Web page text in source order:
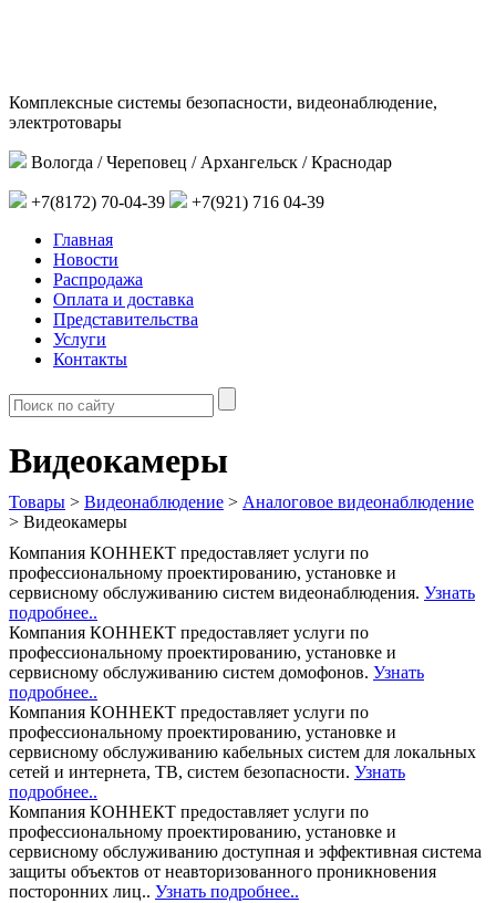
Комплексные системы безопасности, видеонаблюдение,
электротовары
Вологда / Череповец / Архангельск / Краснодар
+7(8172) 70-04-39
+7(921) 716 04-39
Главная
Новости
Распродажа
Оплата и доставка
Представительства
Услуги
Контакты
Видеокамеры
Товары > Видеонаблюдение > Аналоговое видеонаблюдение
> Видеокамеры
Компания КОННЕКТ предоставляет услуги по
профессиональному проектированию, установке и
сервисному обслуживанию систем видеонаблюдения. Узнать
подробнее..
Компания КОННЕКТ предоставляет услуги по
профессиональному проектированию, установке и
сервисному обслуживанию систем домофонов. Узнать
подробнее..
Компания КОННЕКТ предоставляет услуги по
профессиональному проектированию, установке и
сервисному обслуживанию кабельных систем для локальных
сетей и интернета, ТВ, систем безопасности. Узнать
подробнее..
Компания КОННЕКТ предоставляет услуги по
профессиональному проектированию, установке и
сервисному обслуживанию доступная и эффективная система
защиты объектов от неавторизованного проникновения
посторонних лиц.. Узнать подробнее..